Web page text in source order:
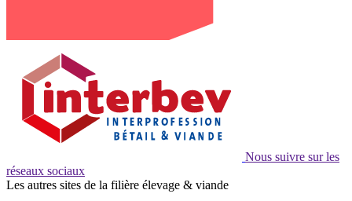
Nous suivre sur les
réseaux sociaux
Les autres sites de la filière élevage & viande